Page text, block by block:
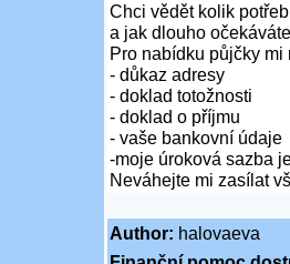
Chci vědět kolik
a jak dlouho
Pro nabídku půjčky mi
- důkaz adresy
- doklad totožnosti
- doklad o příjmu
- vaše bankovní údaje
-moje úroková sazba
Neváhejte mi zasílat
Author: halovaeva